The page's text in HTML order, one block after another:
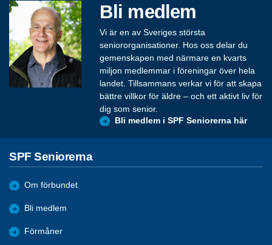
Bli medlem
Vi är en av Sveriges största
seniororganisationer. Hos oss delar du
gemenskapen med närmare en kvarts
miljon medlemmar i föreningar över hela
landet. Tillsammans verkar vi för att skapa
bättre villkor för äldre – och ett aktivt liv för
dig som senior.
Bli medlem i SPF Seniorerna här
SPF Seniorerna
Om förbundet
Bli medlem
Förmåner